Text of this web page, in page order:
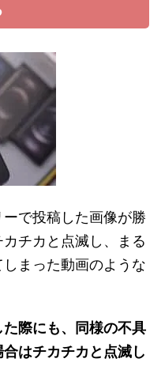
で投稿した画像が勝
チカと点滅し、まる
まった動画のような
際にも、同様の不具
はチカチカと点滅し